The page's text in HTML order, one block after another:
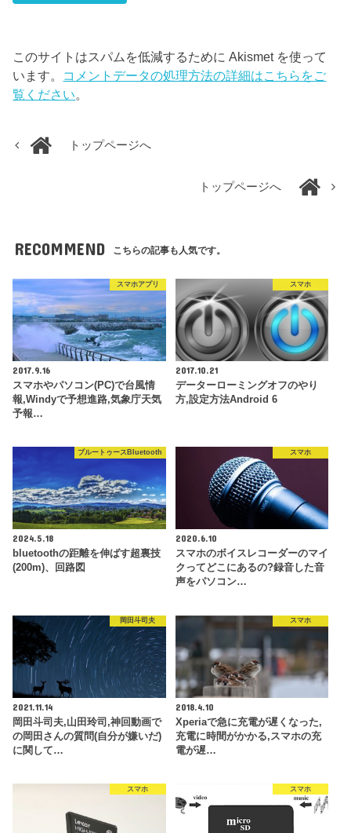
このサイトはスパムを低減するために Akismet を使って
います。 コメントデータの処理方法の詳細はこちらをご
覧ください。
トップページへ
トップページへ
RECOMMEND こちらの記事も人気です。
スマホアプリ
2017.9.16
スマホやパソコン(PC)で台風情
報,Windyで予想進路,気象庁天気
予報…
スマホ
2017.10.21
データーローミングオフのやり
方,設定方法Android 6
ブルートゥースBluetooth
2024.5.18
bluetoothの距離を伸ばす超裏技
(200m)、回路図
スマホ
2020.6.10
スマホのボイスレコーダーのマイ
クってどこにあるの?録音した音
声をパソコン…
岡田斗司夫
2021.11.14
岡田斗司夫,山田玲司,神回動画で
の岡田さんの質問(自分が嫌いだ)
に関して…
スマホ
2018.4.10
Xperiaで急に充電が遅くなった,
充電に時間がかかる,スマホの充
電が遅…
スマホ スマホ